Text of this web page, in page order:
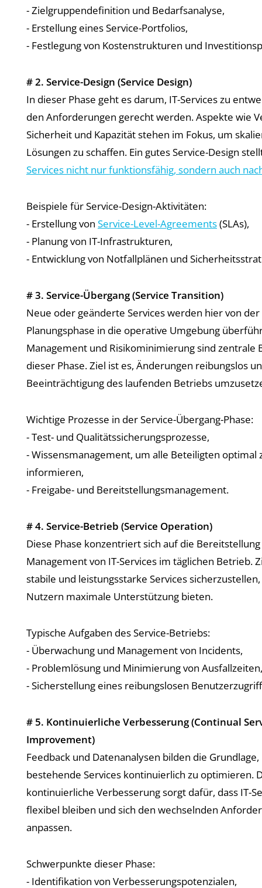
- Zielgruppendefinition und Bedarfsanalyse,
- Erstellung eines Service-Portfolios,
- Festlegung von Kostenstrukturen und
# 2. Service-Design (Service Design)
In dieser Phase geht es darum, IT-Services zu
den Anforderungen gerecht werden. Aspekte wie
Sicherheit und Kapazität stehen im Fokus, um
Lösungen zu schaffen. Ein gutes Service-Design
Services nicht nur funktionsfähig, sondern auch
Beispiele für Service-Design-Aktivitäten:
- Erstellung von Service-Level-Agreements(SLAs),
- Planung von IT-Infrastrukturen,
- Entwicklung von Notfallplänen und
# 3. Service-Übergang (Service Transition)
Neue oder geänderte Services werden hier von der
Planungsphase in die operative Umgebung
Management und Risikominimierung sind zentrale
dieser Phase. Ziel ist es, Änderungen reibungslos
Beeinträchtigung des laufenden Betriebs
Wichtige Prozesse in der Service-Übergang-Phase:
- Test- und Qualitätssicherungsprozesse,
- Wissensmanagement, um alle Beteiligten optimal
informieren,
- Freigabe- und Bereitstellungsmanagement.
# 4. Service-Betrieb (Service Operation)
Diese Phase konzentriert sich auf die
Management von IT-Services im täglichen Betrieb.
stabile und leistungsstarke Services
Nutzern maximale Unterstützung bieten.
Typische Aufgaben des Service-Betriebs:
- Überwachung und Management von Incidents,
- Problemlösung und Minimierung von Ausfallzeiten,
- Sicherstellung eines reibungslosen
# 5. Kontinuierliche Verbesserung (Continual
Improvement)
Feedback und Datenanalysen bilden die
bestehende Services kontinuierlich zu optimieren.
kontinuierliche Verbesserung sorgt dafür, dass IT-
flexibel bleiben und sich den wechselnden
anpassen.
Schwerpunkte dieser Phase:
- Identifikation von Verbesserungspotenzialen,